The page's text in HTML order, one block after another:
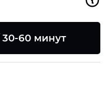
30-60 минут